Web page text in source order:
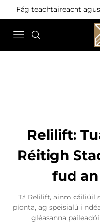
Fág teachtaireacht
Relilift:
Réitigh
fud
Tá Relilift, ainm cáiliúil
píonta, ag speisialú i
gléasanna